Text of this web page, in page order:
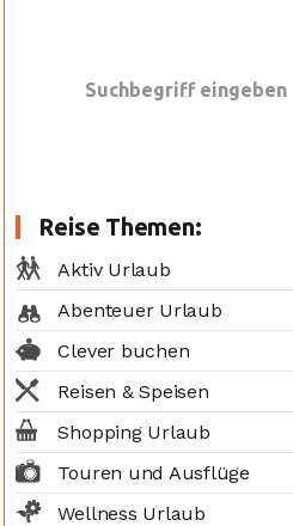
Reise Themen:
Aktiv Urlaub
Abenteuer Urlaub
Clever buchen
Reisen & Speisen
Shopping Urlaub
Touren und Ausflüge
Wellness Urlaub